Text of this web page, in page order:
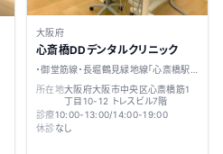
大阪府
心斎橋DDデンタルクリニック
・御堂筋線・長堀鶴見緑地線「心斎橋駅」
より徒歩1分
所在地大阪府大阪市中央区心斎橋筋1
丁目10-12 トレスビル7階
診療10:00-13:00/14:00-19:00
休診なし